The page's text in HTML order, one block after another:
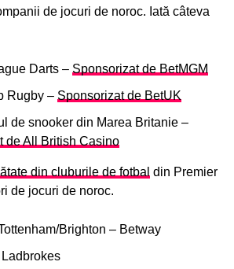
de jocuri de noroc. Iată câteva
Darts – Sponsorizat de BetMGM
Rugby – Sponsorizat de BetUK
de snooker din Marea Britanie –
de All British Casino
din cluburile de fotbal din Premier
de jocuri de noroc.
Brighton – Betway